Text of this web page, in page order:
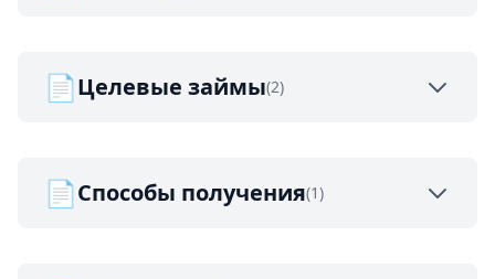
📄Целевые займы(2)
📄Способы получения(1)